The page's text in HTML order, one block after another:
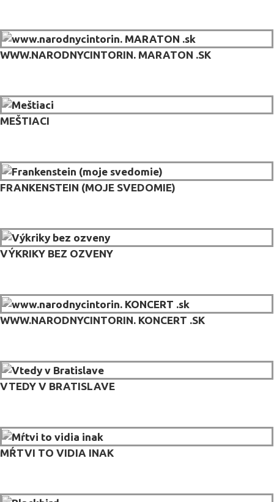
WWW.NARODNYCINTORIN. MARATON .SK
MEŠTIACI
FRANKENSTEIN (MOJE SVEDOMIE)
VÝKRIKY BEZ OZVENY
WWW.NARODNYCINTORIN. KONCERT .SK
VTEDY V BRATISLAVE
MŔTVI TO VIDIA INAK